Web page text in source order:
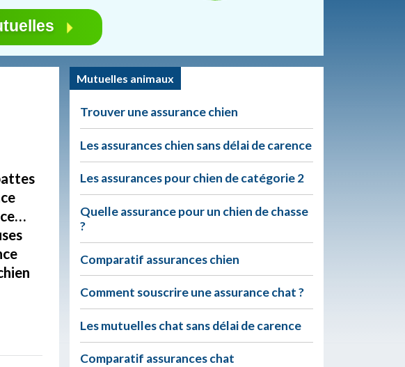
Mutuelles animaux
Trouver une assurance chien
Les assurances chien sans délai de carence
Les assurances pour chien de catégorie 2
Quelle assurance pour un chien de chasse
?
Comparatif assurances chien
Comment souscrire une assurance chat ?
Les mutuelles chat sans délai de carence
Comparatif assurances chat